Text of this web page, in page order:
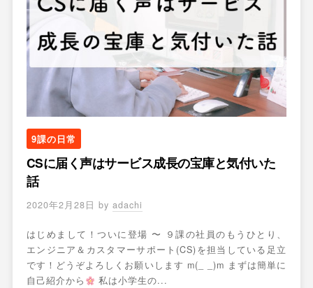
9課の日常
CSに届く声はサービス成長の宝庫と気付いた
話
2020年2月28日 by adachi
はじめまして！ついに登場 〜 ９課の社員のもうひとり、
エンジニア＆カスタマーサポート(CS)を担当している足立
です！どうぞよろしくお願いします m(_ _)m まずは簡単に
自己紹介から
私は小学生の...